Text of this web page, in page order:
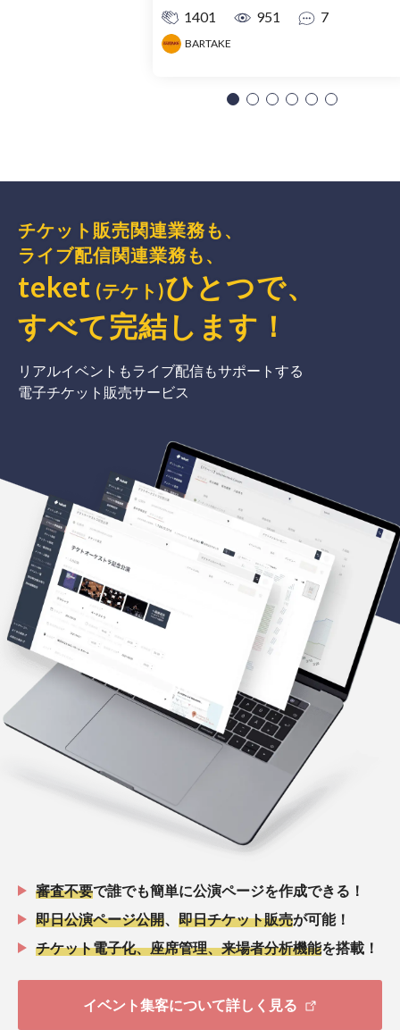
1401
951 7
BARTAKE
チケット販売関連業務も、
ライブ配信関連業務も、
teket (テケト)ひとつで、
すべて完結 します ！
リアルイベントもライブ配信もサポートする
電子チケット販売サービス
審査不要で誰でも簡単に公演ページを作成できる！
即日公演ページ公開
即日チケット販売が可能！
チケット電子化、座席管理、来場者分析機能を搭載！
イベント集客について詳しく見る